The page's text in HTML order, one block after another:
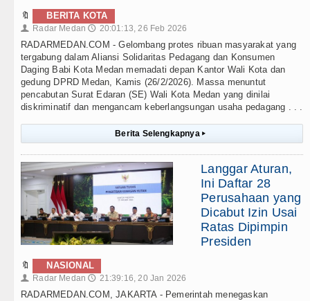
🔖 BERITA KOTA
👤 Radar Medan 🕔 20:01:13, 26 Feb 2026
RADARMEDAN.COM - Gelombang protes ribuan masyarakat yang
tergabung dalam Aliansi Solidaritas Pedagang dan Konsumen
Daging Babi Kota Medan memadati depan Kantor Wali Kota dan
gedung DPRD Medan, Kamis (26/2/2026). Massa menuntut
pencabutan Surat Edaran (SE) Wali Kota Medan yang dinilai
diskriminatif dan mengancam keberlangsungan usaha pedagang . . .
Berita Selengkapnya ▸
Langgar Aturan,
Ini Daftar 28
Perusahaan yang
Dicabut Izin Usai
Ratas Dipimpin
Presiden
🔖 NASIONAL
👤 Radar Medan 🕔 21:39:16, 20 Jan 2026
RADARMEDAN.COM, JAKARTA - Pemerintah menegaskan